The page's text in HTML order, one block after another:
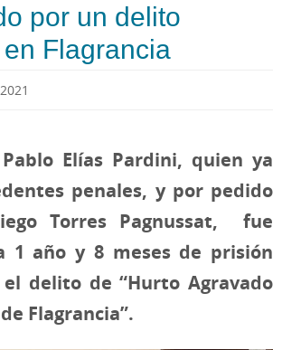
por un delito
Flagrancia
Elías Pardini, quien ya
penales, y por pedido
Torres Pagnussat, fue
1 año y 8 meses de prisión
delito de “Hurto Agravado
Flagrancia”.